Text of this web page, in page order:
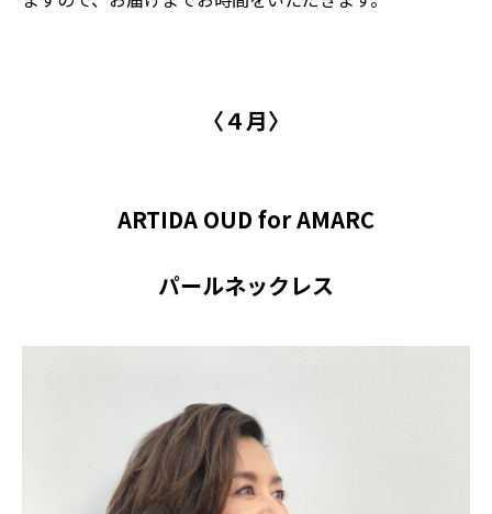
〈４月〉
ARTIDA OUD for AMARC
パールネックレス